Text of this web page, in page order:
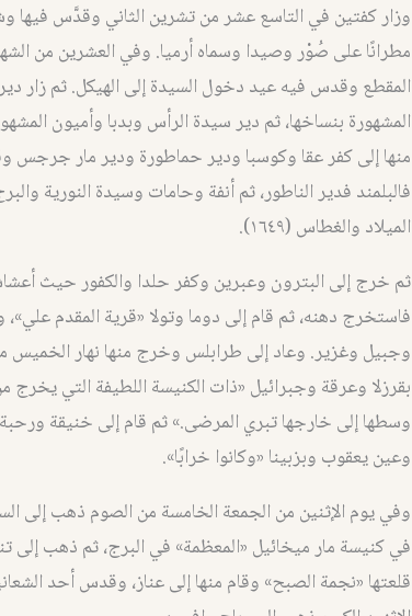
وزار كفتين في التاسع عشر من تشرين الثاني وقدَّس فيها
مطرانًا على صُوْر وصيدا وسماه أرميا. وفي العشرين من
المقطع وقدس فيه عيد دخول السيدة إلى الهيكل. ثم زار
المشهورة بنساخها، ثم دير سيدة الرأس وبدبا وأميون
منها إلى كفر عقا وكوسبا ودير حماطورة ودير مار جرجس
فالبلمند فدير الناطور، ثم أنفة وحامات وسيدة النورية
الميلاد والغطاس (١٦٤٩).
ثم خرج إلى البترون وعبرين وكفر حلدا والكفور حيث
فاستخرج دهنه، ثم قام إلى دوما وتولا «قرية المقدم
وجبيل وغزير. وعاد إلى طرابلس وخرج منها نهار الخميس
بقرزلا وعرقة وجبرائيل «ذات الكنيسة اللطيفة التي
وسطها إلى خارجها تبري المرضى.» ثم قام إلى خنيقة
وعين يعقوب وبزبينا «وكانوا خرابًا».
وفي يوم الإثنين من الجمعة الخامسة من الصوم ذهب إلى
في كنيسة مار ميخائيل «المعظمة» في البرج، ثم ذهب إلى
قلعتها «نجمة الصبح» وقام منها إلى عناز، وقدس أحد